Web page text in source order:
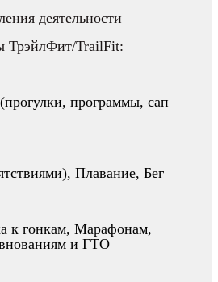
деятельности
ТрэйлФит/TrailFit:
программы, сап
Плавание, Бег
к гонкам, Марафонам,
и ГТО